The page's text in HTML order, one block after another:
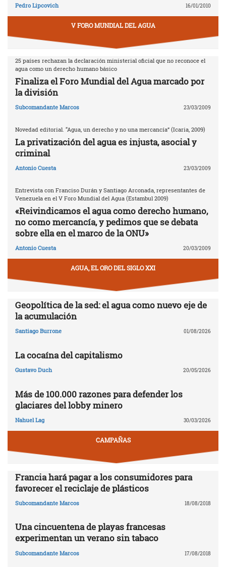
Pedro Lipcovich 16/01/2010
V FORO MUNDIAL DEL AGUA
25 países rechazan la declaración ministerial oficial que no reconoce el
agua como un derecho humano básico
Finaliza el Foro Mundial del Agua marcado por
la división
Subcomandante Marcos 23/03/2009
Novedad editorial. “Agua, un derecho y no una mercancía” (Icaria, 2009)
La privatización del agua es injusta, asocial y
criminal
Antonio Cuesta 23/03/2009
Entrevista con Franciso Durán y Santiago Arconada, representantes de
Venezuela en el V Foro Mundial del Agua (Estambul 2009)
«Reivindicamos el agua como derecho humano,
no como mercancía, y pedimos que se debata
sobre ella en el marco de la ONU»
Antonio Cuesta 20/03/2009
AGUA, EL ORO DEL SIGLO XXI
Geopolítica de la sed: el agua como nuevo eje de
la acumulación
Santiago Burrone 01/08/2026
La cocaína del capitalismo
Gustavo Duch 20/05/2026
Más de 100.000 razones para defender los
glaciares del lobby minero
Nahuel Lag 30/03/2026
CAMPAÑAS
Francia hará pagar a los consumidores para
favorecer el reciclaje de plásticos
Subcomandante Marcos 18/08/2018
Una cincuentena de playas francesas
experimentan un verano sin tabaco
Subcomandante Marcos 17/08/2018